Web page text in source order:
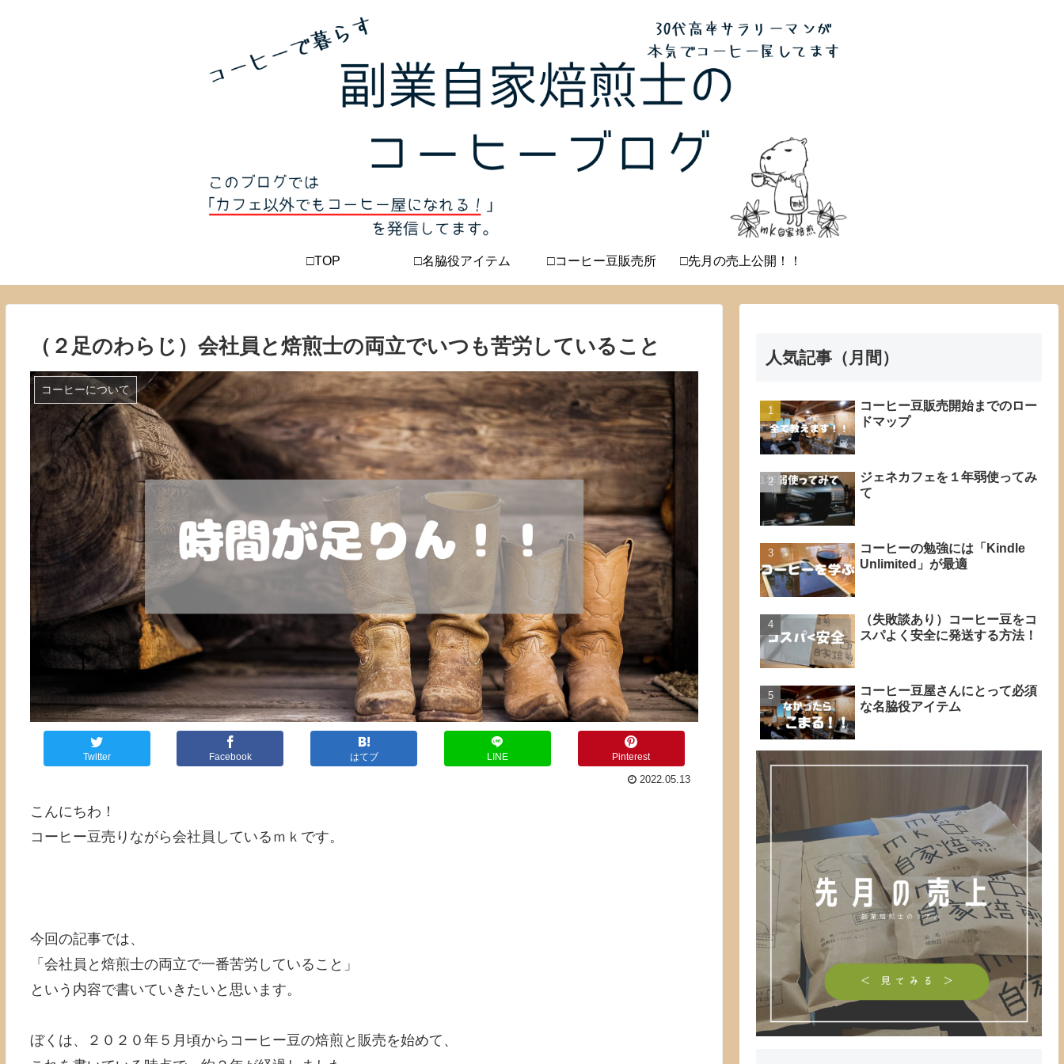
□TOP □名脇役アイテム □コーヒー豆販売所 □先月の売上公開！！
（２足のわらじ）会社員と焙煎士の両立でいつも苦労していること
コーヒーについて
Twitter Facebook はてブ LINE Pinterest
2022.05.13
こんにちわ！
コーヒー豆売りながら会社員しているｍｋです。
今回の記事では、
「会社員と焙煎士の両立で一番苦労していること」
という内容で書いていきたいと思います。
ぼくは、２０２０年５月頃からコーヒー豆の焙煎と販売を始めて、
人気記事（月間）
コーヒー豆販売開始までのロー
ドマップ
ジェネカフェを１年弱使ってみ
て
コーヒーの勉強には「Kindle
Unlimited」が最適
（失敗談あり）コーヒー豆をコ
スパよく安全に発送する方法！
コーヒー豆屋さんにとって必須
な名脇役アイテム